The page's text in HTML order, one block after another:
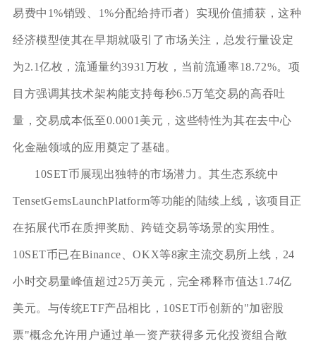
易费中1%销毁、1%分配给持币者）实现价值捕获，这种
经济模型使其在早期就吸引了市场关注，总发行量设定
为2.1亿枚，流通量约3931万枚，当前流通率18.72%。项
目方强调其技术架构能支持每秒6.5万笔交易的高吞吐
量，交易成本低至0.0001美元，这些特性为其在去中心
化金融领域的应用奠定了基础。
10SET币展现出独特的市场潜力。其生态系统中
TensetGemsLaunchPlatform等功能的陆续上线，该项目正
在拓展代币在质押奖励、跨链交易等场景的实用性。
10SET币已在Binance、OKX等8家主流交易所上线，24
小时交易量峰值超过25万美元，完全稀释市值达1.74亿
美元。与传统ETF产品相比，10SET币创新的"加密股
票"概念允许用户通过单一资产获得多元化投资组合敞